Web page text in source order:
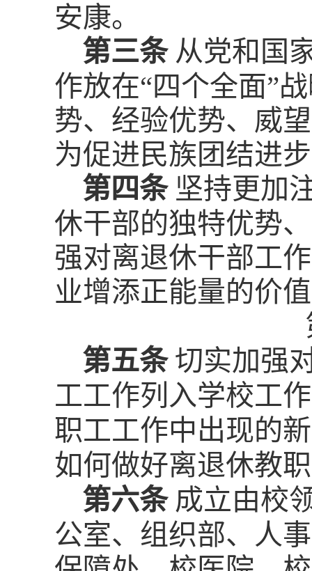
安康。
第三条 从党和国
作放在“四个全面”
势、经验优势、威
为促进民族团结进
第四条 坚持更加
休干部的独特优势
强对离退休干部工
业增添正能量的价
第五条 切实加强
工工作列入学校工
职工工作中出现的
如何做好离退休教
第六条 成立由校
公室、组织部、人